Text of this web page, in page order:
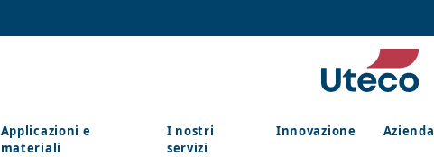
Applicazioni e
materiali
I nostri
servizi
Innovazione Azienda